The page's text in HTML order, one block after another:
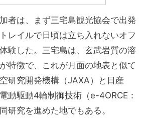
者は、まず三宅島観光協会で出発
レイルで日頃は立ち入れないオフ
験した。三宅島は、玄武岩質の溶
特徴で、これが月面の地表と似て
研究開発機構（JAXA）と日産
動駆動4輪制御技術（e-4ORCE：
研究を進めた地でもある。